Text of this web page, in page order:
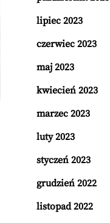
lipiec 2023
czerwiec 2023
maj 2023
kwiecień 2023
marzec 2023
luty 2023
styczeń 2023
grudzień 2022
listopad 2022